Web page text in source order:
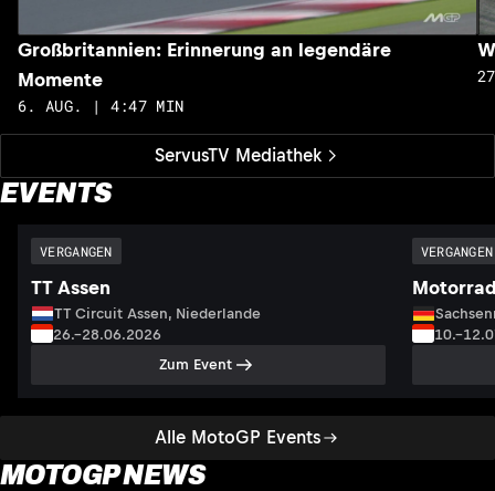
ServusTV Mediathek
Großbritannien: Erinnerung an legendäre
Momente
6. AUG. | 4:47 MIN
EVENTS
Alle MotoGP Events
VERGANGEN
TT Assen
TT Circuit Assen, Niederlande
26.–28.06.2026
Zum Event
VERGANGEN
MOTOGP NEWS